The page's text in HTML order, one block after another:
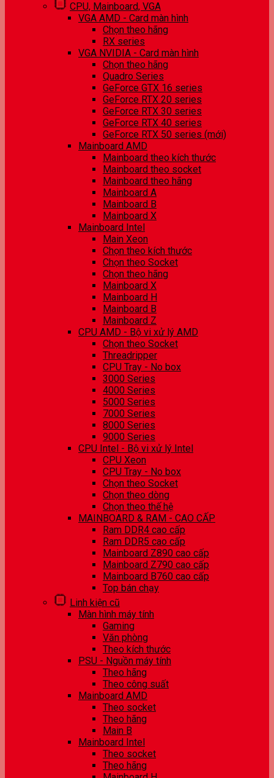
CPU, Mainboard, VGA
VGA AMD - Card màn hình
Chọn theo hãng
RX series
VGA NVIDIA - Card màn hình
Chọn theo hãng
Quadro Series
GeForce GTX 16 series
GeForce RTX 20 series
GeForce RTX 30 series
GeForce RTX 40 series
GeForce RTX 50 series (mới)
Mainboard AMD
Mainboard theo kích thước
Mainboard theo socket
Mainboard theo hãng
Mainboard A
Mainboard B
Mainboard X
Mainboard Intel
Main Xeon
Chọn theo kích thước
Chọn theo Socket
Chọn theo hãng
Mainboard X
Mainboard H
Mainboard B
Mainboard Z
CPU AMD - Bộ vi xử lý AMD
Chọn theo Socket
Threadripper
CPU Tray - No box
3000 Series
4000 Series
5000 Series
7000 Series
8000 Series
9000 Series
CPU Intel - Bộ vi xử lý Intel
CPU Xeon
CPU Tray - No box
Chọn theo Socket
Chọn theo dòng
Chọn theo thế hệ
MAINBOARD & RAM - CAO CẤP
Ram DDR4 cao cấp
Ram DDR5 cao cấp
Mainboard Z890 cao cấp
Mainboard Z790 cao cấp
Mainboard B760 cao cấp
Top bán chạy
Linh kiện cũ
Màn hình máy tính
Gaming
Văn phòng
Theo kích thước
PSU - Nguồn máy tính
Theo hãng
Theo công suất
Mainboard AMD
Theo socket
Theo hãng
Main B
Mainboard Intel
Theo socket
Theo hãng